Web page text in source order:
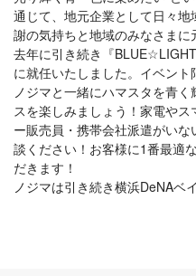
通じて、地元企業として日々
謝の気持ちと地域のみなさまに
去年に引き続き『
に就任いたしました。イベント
ノジマと一緒にハマスタを青
スを楽しみましょう！家電や
ー販売員・携帯会社派遣がい
談ください！お客様に1番最適
だきます！
ノジマは引き続き横浜DeNAベ